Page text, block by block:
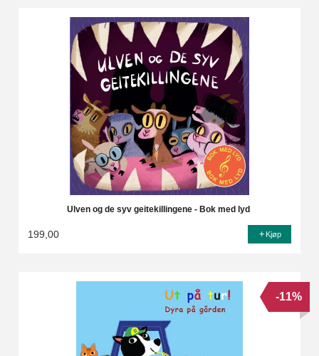
Ulven og de syv geitekillingene - Bok med lyd
199,00 Kjøp
-11%